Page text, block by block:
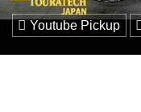
Youtube Pickup